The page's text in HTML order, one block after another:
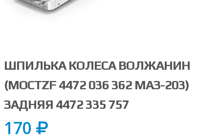
ШПИЛЬКА КОЛЕСА ВОЛЖАНИН
(МОСТZF 4472 036 362 МАЗ-203)
ЗАДНЯЯ 4472 335 757
170